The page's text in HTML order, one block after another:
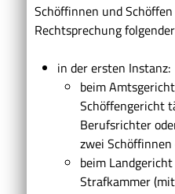
Schöffinnen und
Rechtsprechung
in der ersten Instanz:
beim
Schöffengericht
Berufsrichter
zwei
beim
Strafkammer